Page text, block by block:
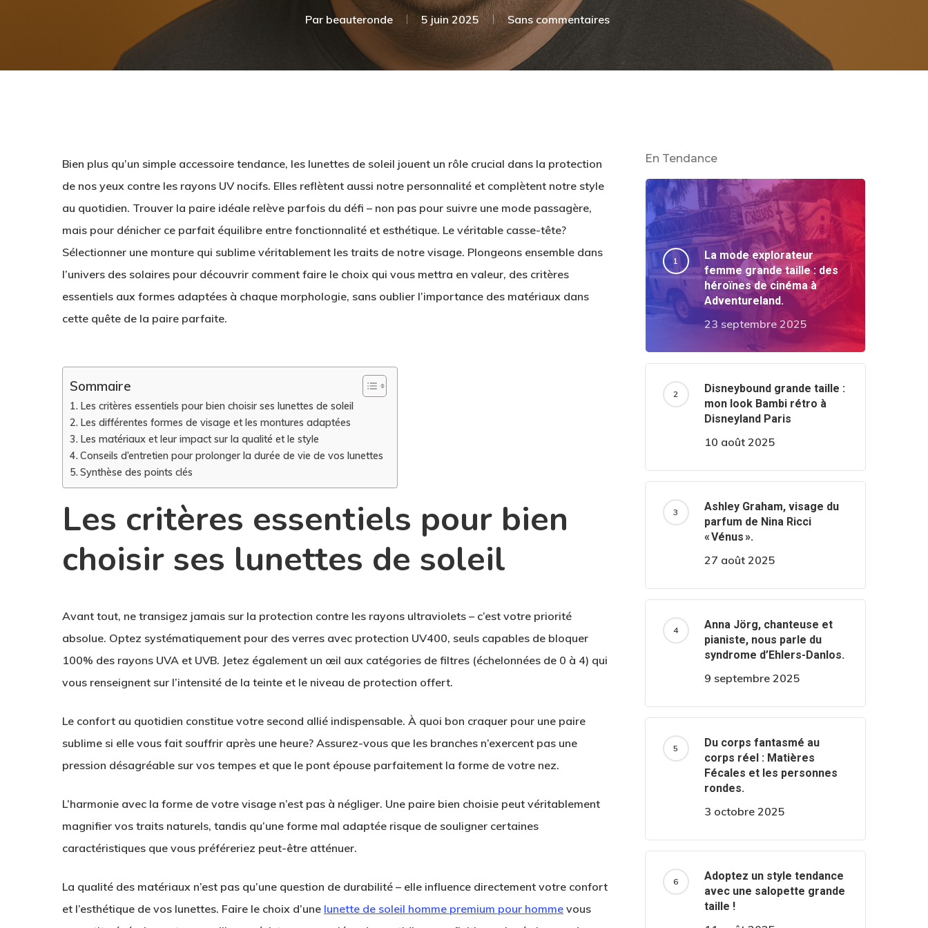
Hit enter to search or ESC to close
Par beauteronde 5 juin 2025 Sans commentaires
Bien plus qu’un simple accessoire tendance, les lunettes de soleil jouent un rôle crucial dans la protection
de nos yeux contre les rayons UV nocifs. Elles reflètent aussi notre personnalité et complètent notre style
au quotidien. Trouver la paire idéale relève parfois du défi – non pas pour suivre une mode passagère,
mais pour dénicher ce parfait équilibre entre fonctionnalité et esthétique. Le véritable casse-tête?
Sélectionner une monture qui sublime véritablement les traits de notre visage. Plongeons ensemble dans
l’univers des solaires pour découvrir comment faire le choix qui vous mettra en valeur, des critères
essentiels aux formes adaptées à chaque morphologie, sans oublier l’importance des matériaux dans
cette quête de la paire parfaite.
Sommaire
Les critères essentiels pour bien choisir ses lunettes de soleil
Les différentes formes de visage et les montures adaptées
Les matériaux et leur impact sur la qualité et le style
Conseils d’entretien pour prolonger la durée de vie de vos lunettes
Synthèse des points clés
Les critères essentiels pour bien
choisir ses lunettes de soleil
Avant tout, ne transigez jamais sur la protection contre les rayons ultraviolets – c’est votre priorité
absolue. Optez systématiquement pour des verres avec protection UV400, seuls capables de bloquer
100% des rayons UVA et UVB. Jetez également un œil aux catégories de filtres (échelonnées de 0 à 4) qui
vous renseignent sur l’intensité de la teinte et le niveau de protection offert.
Le confort au quotidien constitue votre second allié indispensable. À quoi bon craquer pour une paire
sublime si elle vous fait souffrir après une heure? Assurez-vous que les branches n’exercent pas une
pression désagréable sur vos tempes et que le pont épouse parfaitement la forme de votre nez.
L’harmonie avec la forme de votre visage n’est pas à négliger. Une paire bien choisie peut véritablement
magnifier vos traits naturels, tandis qu’une forme mal adaptée risque de souligner certaines
caractéristiques que vous préféreriez peut-être atténuer.
La qualité des matériaux n’est pas qu’une question de durabilité – elle influence directement votre confort
et l’esthétique de vos lunettes. Faire le choix d’une lunette de soleil homme premium pour homme vous
En Tendance
La mode explorateur
femme grande taille : des
héroïnes de cinéma à
Adventureland.
23 septembre 2025
Disneybound grande taille :
mon look Bambi rétro à
Disneyland Paris
10 août 2025
Ashley Graham, visage du
parfum de Nina Ricci
« Vénus ».
27 août 2025
Anna Jörg, chanteuse et
pianiste, nous parle du
syndrome d’Ehlers-Danlos.
9 septembre 2025
Du corps fantasmé au
corps réel : Matières
Fécales et les personnes
rondes.
3 octobre 2025
Adoptez un style tendance
avec une salopette grande
taille !